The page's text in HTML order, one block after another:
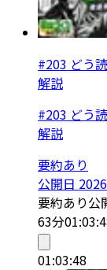
#203 どう
解説
#203 どう
解説
要約あり
公開日
要約あり公
63分
01:03:48